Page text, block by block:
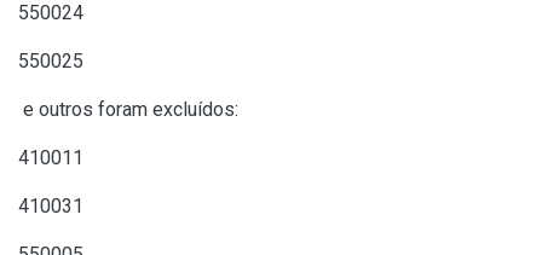
550024
550025
e outros foram excluídos:
410011
410031